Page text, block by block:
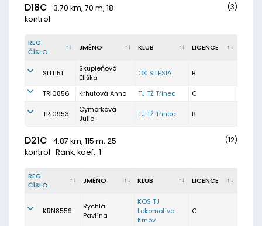
D18C
3.70 km, 70 m, 18
kontrol
(3)
REG.
ČÍSLO
JMÉNO KLUB LICENCE
SIT1151
Skupieńová
Eliška
OK SILESIA B
TRI0856 Krhutová Anna TJ TŽ Třinec C
TRI0953
Cymorková
Julie
TJ TŽ Třinec B
D21C
4.87 km, 115 m, 25
kontrol Rank. koef.: 1
(12)
REG.
ČÍSLO
JMÉNO KLUB LICENCE
KRN8559
Rychlá
Pavlína
KOS TJ
Lokomotiva
Krnov
C